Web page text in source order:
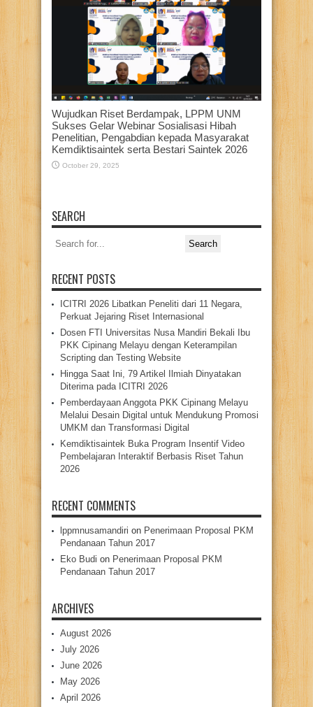
Wujudkan Riset Berdampak, LPPM UNM
Sukses Gelar Webinar Sosialisasi Hibah
Penelitian, Pengabdian kepada Masyarakat
Kemdiktisaintek serta Bestari Saintek 2026
October 29, 2025
SEARCH
Search
for:
RECENT POSTS
ICITRI 2026 Libatkan Peneliti dari 11 Negara,
Perkuat Jejaring Riset Internasional
Dosen FTI Universitas Nusa Mandiri Bekali Ibu
PKK Cipinang Melayu dengan Keterampilan
Scripting dan Testing Website
Hingga Saat Ini, 79 Artikel Ilmiah Dinyatakan
Diterima pada ICITRI 2026
Pemberdayaan Anggota PKK Cipinang Melayu
Melalui Desain Digital untuk Mendukung Promosi
UMKM dan Transformasi Digital
Kemdiktisaintek Buka Program Insentif Video
Pembelajaran Interaktif Berbasis Riset Tahun
2026
RECENT COMMENTS
lppmnusamandiri on Penerimaan Proposal PKM
Pendanaan Tahun 2017
Eko Budi on Penerimaan Proposal PKM
Pendanaan Tahun 2017
ARCHIVES
August 2026
July 2026
June 2026
May 2026
April 2026